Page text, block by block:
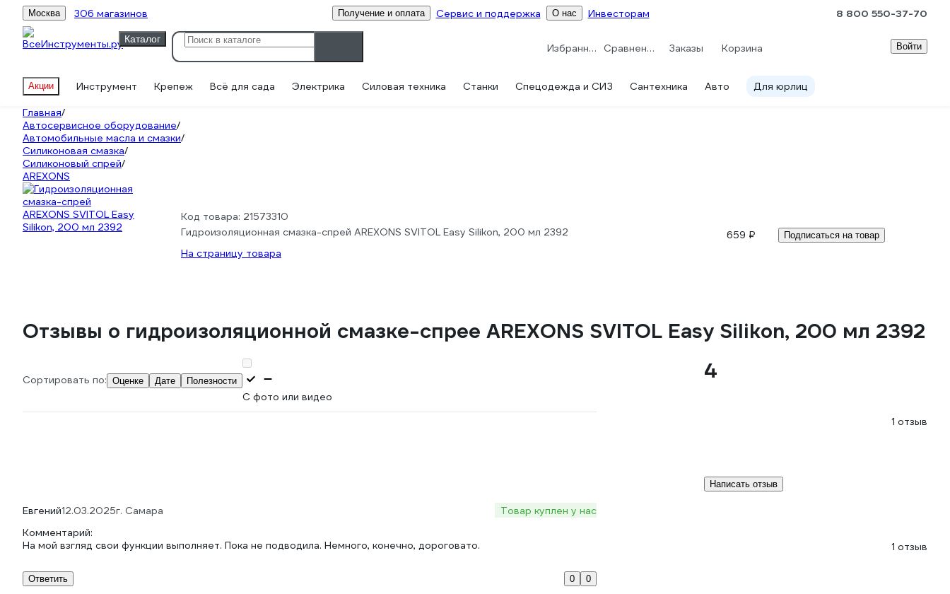
Москва 306 магазинов Получение и оплата Сервис и поддержка О нас Инвесторам 8 800 550-37-70
Каталог
Избранное Сравнение Заказы Корзина Войти
Акции Инструмент Крепеж Всё для сада Электрика Силовая техника Станки Спецодежда и СИЗ Сантехника Авто Для юрлиц
Главная/
Автосервисное оборудование/
Автомобильные масла и смазки/
Силиконовая смазка/
Силиконовый спрей/
AREXONS
Код товара: 21573310
Гидроизоляционная смазка-спрей AREXONS SVITOL Easy Silikon, 200 мл 2392
На страницу товара
659 ₽ Подписаться на товар
Отзывы о гидроизоляционной смазке-спрее AREXONS SVITOL Easy Silikon, 200 мл 2392
Сортировать по: Оценке Дате Полезности
С фото или видео
Евгений12.03.2025г. Самара
Товар куплен у нас
Комментарий:
На мой взгляд свои функции выполняет. Пока не подводила. Немного, конечно, дороговато.
Ответить 0 0
4
1 отзыв
Написать отзыв
1 отзыв